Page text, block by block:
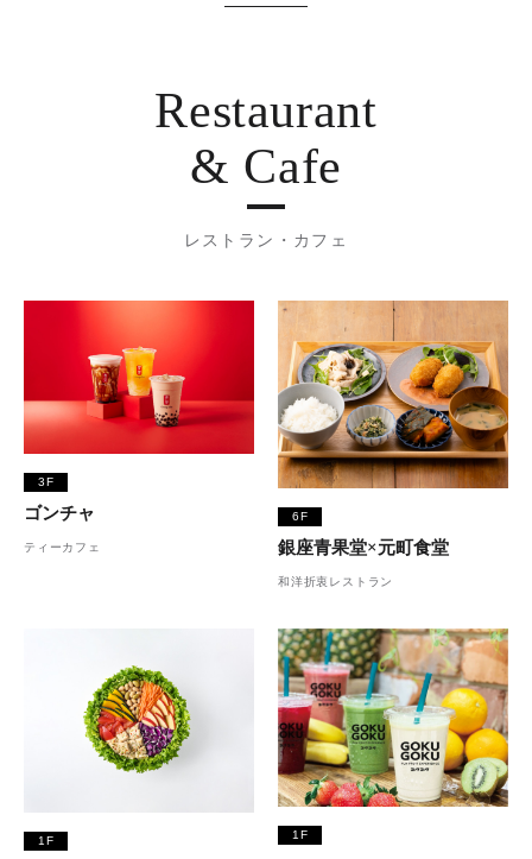
Restaurant
& Cafe
レストラン・カフェ
3F
ゴンチャ
ティーカフェ
6F
銀座青果堂×元町食堂
和洋折衷レストラン
1F 1F